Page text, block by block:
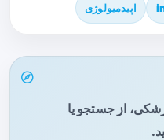
اپیدمیولوژی
از جستجو یا